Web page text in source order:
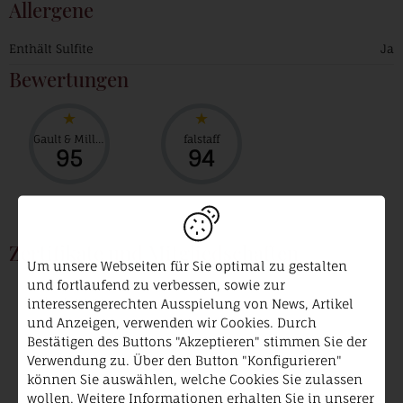
Allergene
Enthält Sulfite Ja
Bewertungen
Gault & Millau
95
falstaff
94
Zertifikate und Mitgliedschaften
VDP.
Prädikatsweingut
Um unsere Webseiten für Sie optimal zu gestalten
und fortlaufend zu verbessen, sowie zur
interessengerechten Ausspielung von News, Artikel
und Anzeigen, verwenden wir Cookies. Durch
Bestätigen des Buttons "Akzeptieren" stimmen Sie der
Verwendung zu. Über den Button "Konfigurieren"
können Sie auswählen, welche Cookies Sie zulassen
wollen. Weitere Informationen erhalten Sie in unserer